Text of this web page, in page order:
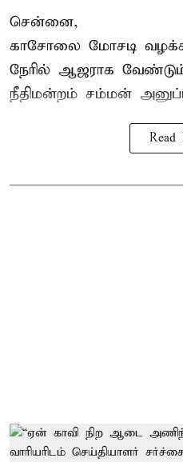
சென்னை,
காசோலை மோசடி
நேரில் ஆஜராக
நீதிமன்றம் சம்மன்
Read